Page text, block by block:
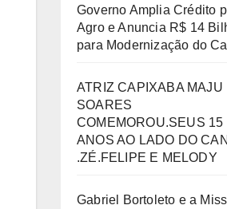
Governo Amplia Crédito
Agro e Anuncia R$ 14
para Modernização do
ATRIZ CAPIXABA MAJU
SOARES
COMEMOROU.SEUS 15
ANOS AO LADO DO
.ZÉ.FELIPE E MELODY
Gabriel Bortoleto e a